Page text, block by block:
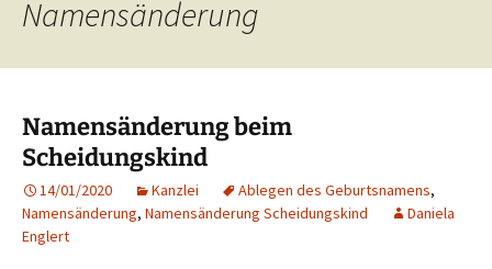
Namensänderung
Namensänderung beim
Scheidungskind
14/01/2020 Kanzlei Ablegen des Geburtsnamens,
Namensänderung, Namensänderung Scheidungskind
Daniela
Englert